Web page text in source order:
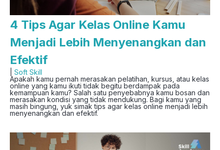
4 Tips Agar Kelas Online Kamu
Menjadi Lebih Menyenangkan dan
Efektif
Soft Skill
Apakah kamu pernah merasakan pelatihan, kursus, atau kelas
online yang kamu ikuti tidak begitu berdampak pada
kemampuan kamu? Salah satu penyebabnya kamu bosan dan
merasakan kondisi yang tidak mendukung. Bagi kamu yang
masih bingung, yuk simak tips agar kelas online menjadi lebih
menyenangkan dan efektif.